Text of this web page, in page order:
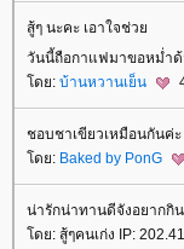
สู้ๆ นะคะ เอาใจช่ว
วันนี้ถือกาแฟมาขอหม่ำด้
ดย: บ้านหวานเย็น
ชอบชาเขียวเหมือนกันค่
ดย: Baked by PonG
น่ารักน่าทานดีจังอยากกิ
ดย: สู้ๆคนเก่ง IP: